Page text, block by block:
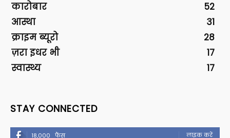
कारोबार
52
आस्था
31
क्राइम ब्यूरो
28
ज़रा इधर भी
17
स्वास्थ्य
17
STAY CONNECTED
18,000 फैंस लाइक करें